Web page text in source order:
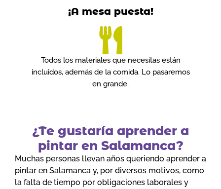
¡A mesa puesta!
Todos los materiales que necesitas están
incluidos, además de la comida. Lo pasaremos
en grande.
¿Te gustaría aprender a
pintar en Salamanca?
Muchas personas llevan años queriendo aprender a
pintar en Salamanca y, por diversos motivos, como
la falta de tiempo por obligaciones laborales y